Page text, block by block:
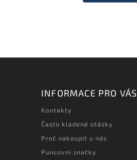
INFORMACE PRO VÁS
Kontakty
Často kladené otázky
Proč nakoupit u nás
Puncovní značky